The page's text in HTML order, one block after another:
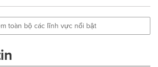
toàn bộ các lĩnh vực nổi bật